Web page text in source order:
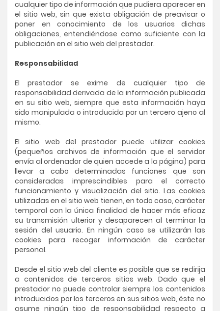
cualquier tipo de información que pudiera aparecer en
el sitio web, sin que exista obligación de preavisar o
poner en conocimiento de los usuarios dichas
obligaciones, entendiéndose como suficiente con la
publicación en el sitio web del prestador.
Responsabilidad
El prestador se exime de cualquier tipo de
responsabilidad derivada de la información publicada
en su sitio web, siempre que esta información haya
sido manipulada o introducida por un tercero ajeno al
mismo.
El sitio web del prestador puede utilizar cookies
(pequeños archivos de información que el servidor
envía al ordenador de quien accede a la página) para
llevar a cabo determinadas funciones que son
consideradas imprescindibles para el correcto
funcionamiento y visualización del sitio. Las cookies
utilizadas en el sitio web tienen, en todo caso, carácter
temporal con la única finalidad de hacer más eficaz
su transmisión ulterior y desaparecen al terminar la
sesión del usuario. En ningún caso se utilizarán las
cookies para recoger información de carácter
personal.
Desde el sitio web del cliente es posible que se redirija
a contenidos de terceros sitios web. Dado que el
prestador no puede controlar siempre los contenidos
introducidos por los terceros en sus sitios web, éste no
asume ningún tipo de responsabilidad respecto a